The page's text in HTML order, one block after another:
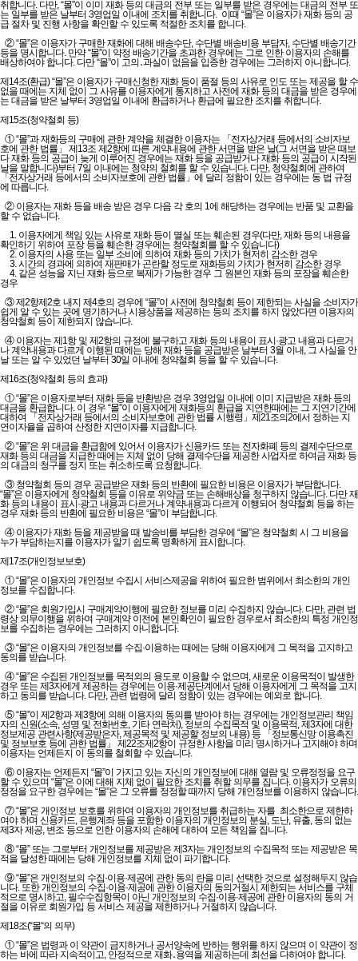
취합니다. 다만, “몰”이 이미 재화 등의 대금의 전부 또는 일부를 받은 경우에는 대금의 전부 또
는 일부를 받은 날부터 3영업일 이내에 조치를 취합니다. 이때 “몰”은 이용자가 재화 등의 공
급 절차 및 진행 사항을 확인할 수 있도록 적절한 조치를 합니다.
② “몰”은 이용자가 구매한 재화에 대해 배송수단, 수단별 배송비용 부담자, 수단별 배송기간
등을 명시합니다. 만약 “몰”이 약정 배송기간을 초과한 경우에는 그로 인한 이용자의 손해를
배상하여야 합니다. 다만 “몰”이 고의․과실이 없음을 입증한 경우에는 그러하지 아니합니다.
제14조(환급) “몰”은 이용자가 구매신청한 재화 등이 품절 등의 사유로 인도 또는 제공을 할 수
없을 때에는 지체 없이 그 사유를 이용자에게 통지하고 사전에 재화 등의 대금을 받은 경우에
는 대금을 받은 날부터 3영업일 이내에 환급하거나 환급에 필요한 조치를 취합니다.
제15조(청약철회 등)
① “몰”과 재화등의 구매에 관한 계약을 체결한 이용자는 「전자상거래 등에서의 소비자보
호에 관한 법률」 제13조 제2항에 따른 계약내용에 관한 서면을 받은 날(그 서면을 받은 때보
다 재화 등의 공급이 늦게 이루어진 경우에는 재화 등을 공급받거나 재화 등의 공급이 시작된
날을 말합니다)부터 7일 이내에는 청약의 철회를 할 수 있습니다. 다만, 청약철회에 관하여
「전자상거래 등에서의 소비자보호에 관한 법률」에 달리 정함이 있는 경우에는 동 법 규정
에 따릅니다.
② 이용자는 재화 등을 배송 받은 경우 다음 각 호의 1에 해당하는 경우에는 반품 및 교환을
할 수 없습니다.
1. 이용자에게 책임 있는 사유로 재화 등이 멸실 또는 훼손된 경우(다만, 재화 등의 내용을
확인하기 위하여 포장 등을 훼손한 경우에는 청약철회를 할 수 있습니다)
2. 이용자의 사용 또는 일부 소비에 의하여 재화 등의 가치가 현저히 감소한 경우
3. 시간의 경과에 의하여 재판매가 곤란할 정도로 재화등의 가치가 현저히 감소한 경우
4. 같은 성능을 지닌 재화 등으로 복제가 가능한 경우 그 원본인 재화 등의 포장을 훼손한
경우
③ 제2항제2호 내지 제4호의 경우에 “몰”이 사전에 청약철회 등이 제한되는 사실을 소비자가
쉽게 알 수 있는 곳에 명기하거나 시용상품을 제공하는 등의 조치를 하지 않았다면 이용자의
청약철회 등이 제한되지 않습니다.
④ 이용자는 제1항 및 제2항의 규정에 불구하고 재화 등의 내용이 표시·광고 내용과 다르거
나 계약내용과 다르게 이행된 때에는 당해 재화 등을 공급받은 날부터 3월 이내, 그 사실을 안
날 또는 알 수 있었던 날부터 30일 이내에 청약철회 등을 할 수 있습니다.
제16조(청약철회 등의 효과)
① “몰”은 이용자로부터 재화 등을 반환받은 경우 3영업일 이내에 이미 지급받은 재화 등의
대금을 환급합니다. 이 경우 “몰”이 이용자에게 재화등의 환급을 지연한때에는 그 지연기간에
대하여 「전자상거래 등에서의 소비자보호에 관한 법률 시행령」제21조의2에서 정하는 지
연이자율을 곱하여 산정한 지연이자를 지급합니다.
② “몰”은 위 대금을 환급함에 있어서 이용자가 신용카드 또는 전자화폐 등의 결제수단으로
재화 등의 대금을 지급한 때에는 지체 없이 당해 결제수단을 제공한 사업자로 하여금 재화 등
의 대금의 청구를 정지 또는 취소하도록 요청합니다.
③ 청약철회 등의 경우 공급받은 재화 등의 반환에 필요한 비용은 이용자가 부담합니다.
“몰”은 이용자에게 청약철회 등을 이유로 위약금 또는 손해배상을 청구하지 않습니다. 다만 재
화 등의 내용이 표시·광고 내용과 다르거나 계약내용과 다르게 이행되어 청약철회 등을 하는
경우 재화 등의 반환에 필요한 비용은 “몰”이 부담합니다.
④ 이용자가 재화 등을 제공받을 때 발송비를 부담한 경우에 “몰”은 청약철회 시 그 비용을
누가 부담하는지를 이용자가 알기 쉽도록 명확하게 표시합니다.
제17조(개인정보보호)
① “몰”은 이용자의 개인정보 수집시 서비스제공을 위하여 필요한 범위에서 최소한의 개인
정보를 수집합니다.
② “몰”은 회원가입시 구매계약이행에 필요한 정보를 미리 수집하지 않습니다. 다만, 관련 법
령상 의무이행을 위하여 구매계약 이전에 본인확인이 필요한 경우로서 최소한의 특정 개인정
보를 수집하는 경우에는 그러하지 아니합니다.
③ “몰”은 이용자의 개인정보를 수집·이용하는 때에는 당해 이용자에게 그 목적을 고지하고
동의를 받습니다.
④ “몰”은 수집된 개인정보를 목적외의 용도로 이용할 수 없으며, 새로운 이용목적이 발생한
경우 또는 제3자에게 제공하는 경우에는 이용·제공단계에서 당해 이용자에게 그 목적을 고지
하고 동의를 받습니다. 다만, 관련 법령에 달리 정함이 있는 경우에는 예외로 합니다.
⑤ “몰”이 제2항과 제3항에 의해 이용자의 동의를 받아야 하는 경우에는 개인정보관리 책임
자의 신원(소속, 성명 및 전화번호, 기타 연락처), 정보의 수집목적 및 이용목적, 제3자에 대한
정보제공 관련사항(제공받은자, 제공목적 및 제공할 정보의 내용) 등 「정보통신망 이용촉진
및 정보보호 등에 관한 법률」 제22조제2항이 규정한 사항을 미리 명시하거나 고지해야 하며
이용자는 언제든지 이 동의를 철회할 수 있습니다.
⑥ 이용자는 언제든지 “몰”이 가지고 있는 자신의 개인정보에 대해 열람 및 오류정정을 요구
할 수 있으며 “몰”은 이에 대해 지체 없이 필요한 조치를 취할 의무를 집니다. 이용자가 오류의
정정을 요구한 경우에는 “몰”은 그 오류를 정정할 때까지 당해 개인정보를 이용하지 않습니다.
⑦ “몰”은 개인정보 보호를 위하여 이용자의 개인정보를 취급하는 자를 최소한으로 제한하
여야 하며 신용카드, 은행계좌 등을 포함한 이용자의 개인정보의 분실, 도난, 유출, 동의 없는
제3자 제공, 변조 등으로 인한 이용자의 손해에 대하여 모든 책임을 집니다.
⑧ “몰” 또는 그로부터 개인정보를 제공받은 제3자는 개인정보의 수집목적 또는 제공받은 목
적을 달성한 때에는 당해 개인정보를 지체 없이 파기합니다.
⑨ “몰”은 개인정보의 수집·이용·제공에 관한 동의 란을 미리 선택한 것으로 설정해두지 않습
니다. 또한 개인정보의 수집·이용·제공에 관한 이용자의 동의거절시 제한되는 서비스를 구체
적으로 명시하고, 필수수집항목이 아닌 개인정보의 수집·이용·제공에 관한 이용자의 동의 거
절을 이유로 회원가입 등 서비스 제공을 제한하거나 거절하지 않습니다.
제18조(“몰“의 의무)
① “몰”은 법령과 이 약관이 금지하거나 공서양속에 반하는 행위를 하지 않으며 이 약관이 정
하는 바에 따라 지속적이고, 안정적으로 재화․용역을 제공하는데 최선을 다하여야 합니다.